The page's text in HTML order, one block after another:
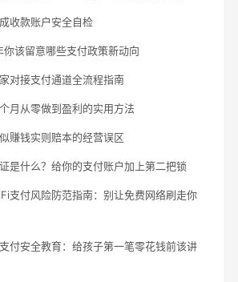
收款账户安全自检
该留意哪些支付政策新动向
对接支付通道全流程指南
月从零做到盈利的实用方法
赚钱实则赔本的经营误区
是什么？给你的支付账户加上第二把锁
支付风险防范指南：别让免费网络刷走你
付安全教育：给孩子第一笔零花钱前该讲